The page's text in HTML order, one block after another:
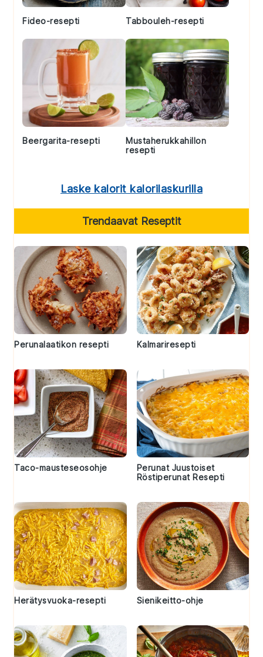
Fideo-resepti Tabbouleh-resepti
Beergarita-resepti
Mustaherukkahillon
resepti
Laske kalorit kalorilaskurilla
Trendaavat Reseptit
Perunalaatikon resepti Kalmariresepti
Taco-mausteseosohje
Perunat Juustoiset
Röstiperunat Resepti
Herätysvuoka-resepti Sienikeitto-ohje